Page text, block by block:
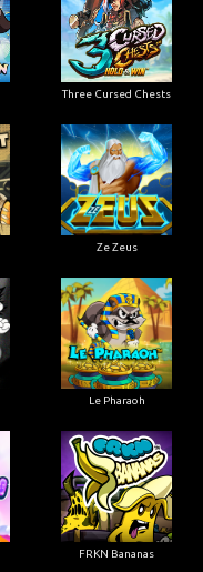
Three Cursed Chests
Ze Zeus
Le Pharaoh
FRKN Bananas